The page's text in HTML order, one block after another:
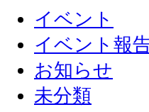
イベント
イベント報
お知らせ
未分類